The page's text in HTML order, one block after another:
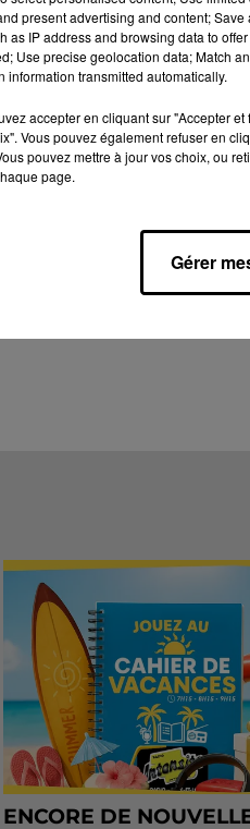
ENCORE DE
present advertising and content;
as IP address and browsing data to
Use precise geolocation data; Match
information transmitted automatically.
accepter en cliquant sur "Accepter
Vous pouvez également refuser en
pouvez mettre à jour vos choix, ou
page.
Gérer